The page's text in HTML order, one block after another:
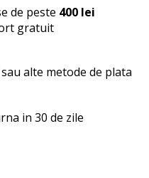
de peste 400 lei
gratuit
alte metode de plata
in 30 de zile